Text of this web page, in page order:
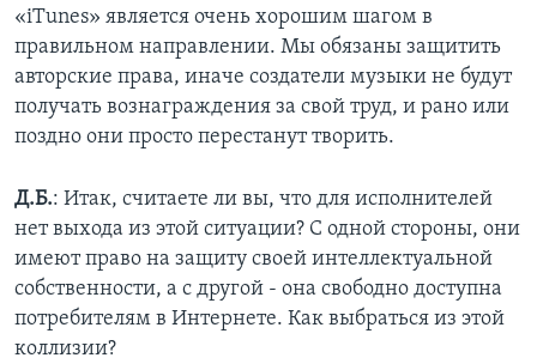
«iTunes» является очень хорошим шагом в
правильном направлении. Мы обязаны защитить
авторские права, иначе создатели музыки не будут
получать вознаграждения за свой труд, и рано или
поздно они просто перестанут творить.
Д.Б.: Итак, считаете ли вы, что для исполнителей
нет выхода из этой ситуации? С одной стороны, они
имеют право на защиту своей интеллектуальной
собственности, а с другой - она свободно доступна
потребителям в Интернете. Как выбраться из этой
коллизии?